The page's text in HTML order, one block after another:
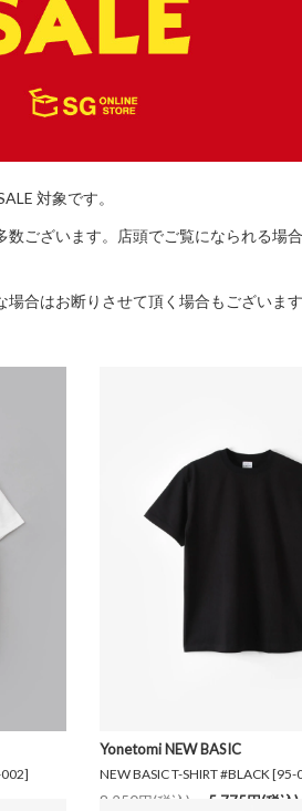
対象です。
ございます。店頭でご覧になられる場
合はお断りさせて頂く場合もございます
002]
Yonetomi NEW BASIC
NEW BASIC T-SHIRT #BLACK
8,250円(税込) 5,775円(税込)